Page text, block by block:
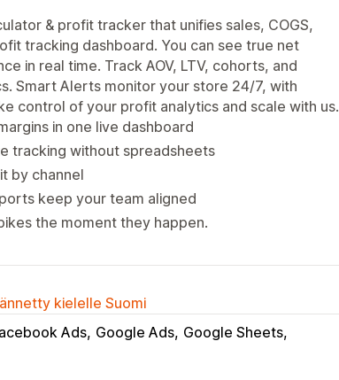
& profit tracker that unifies sales, COGS,
tracking dashboard. You can see true net
in real time. Track AOV, LTV, cohorts, and
Smart Alerts monitor your store 24/7, with
control of your profit analytics and scale with us.
in one live dashboard
tracking without spreadsheets
by channel
keep your team aligned
the moment they happen.
kielelle Suomi
Ads Google Ads Google Sheets